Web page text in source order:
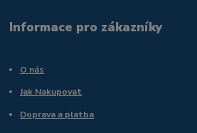
Informace pro zákazníky
O nás
Jak Nakupovat
Doprava a platba